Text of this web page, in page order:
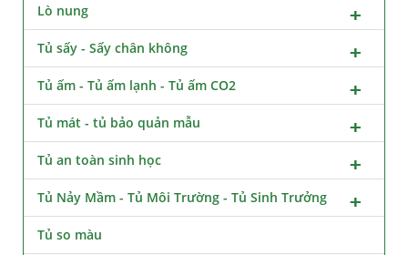
Lò nung
Tủ sấy - Sấy chân không
Tủ ấm - Tủ ấm lạnh - Tủ ấm CO2
Tủ mát - tủ bảo quản mẫu
Tủ an toàn sinh học
Tủ Nảy Mầm - Tủ Môi Trường - Tủ Sinh Trưởng
Tủ so màu